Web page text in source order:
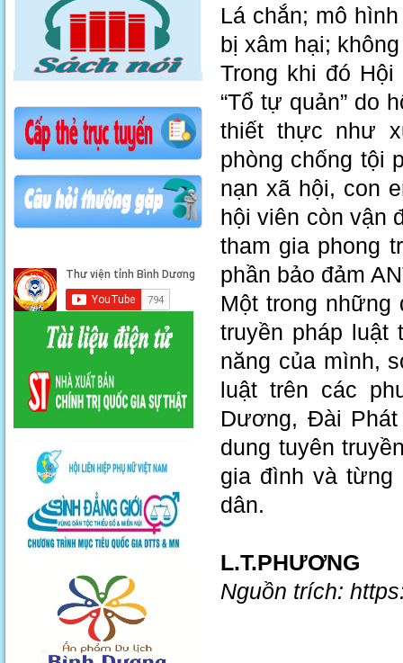
Lá chắn; mô
bị xâm hại;
Trong khi đó
“Tổ tự quản” do
thiết thực như
phòng chống tội
nạn xã hội, con
hội viên còn vận
tham gia phong
phần bảo đảm
Một trong
truyền pháp
năng của mình,
luật trên các
Dương, Đài
dung tuyên
gia đình và từng
dân.
L.T.PHƯƠNG
Nguồn trích: